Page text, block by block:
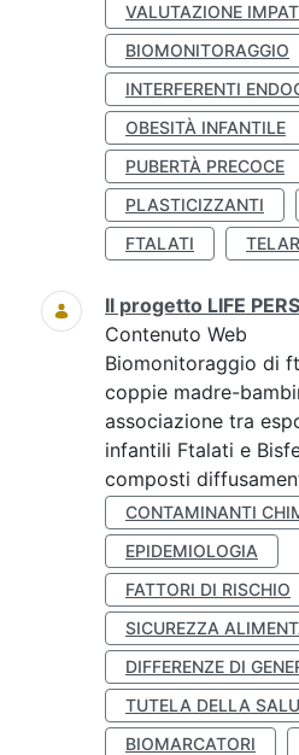
VALUTAZIONE
BIOMONITORAGGIO
INTERFERENTI
OBESITÀ INFANTILE
PUBERTÀ PRECOCE
PLASTICIZZANTI
FTALATI
Il progetto LIFE
Contenuto Web
Biomonitoraggio di
coppie madre-
associazione tra
infantili Ftalati e
composti
CONTAMINANTI
EPIDEMIOLOGIA
FATTORI DI RISCHIO
SICUREZZA
DIFFERENZE DI
TUTELA DELLA
BIOMARCATORI